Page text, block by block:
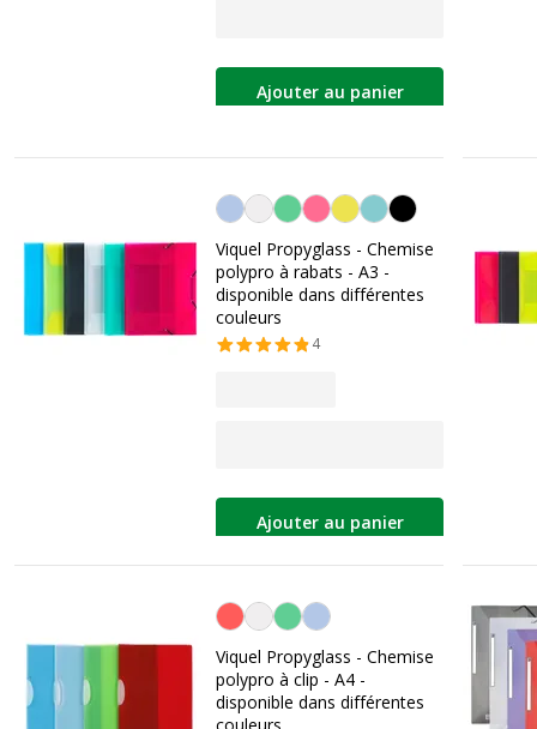
Ajouter au panier
Personnalisation de la couleur
Viquel Propyglass - Chemise
polypro à rabats - A3 -
disponible dans différentes
couleurs
4
Ajouter au panier
Personnalisation de la couleur
Viquel Propyglass - Chemise
polypro à clip - A4 -
disponible dans différentes